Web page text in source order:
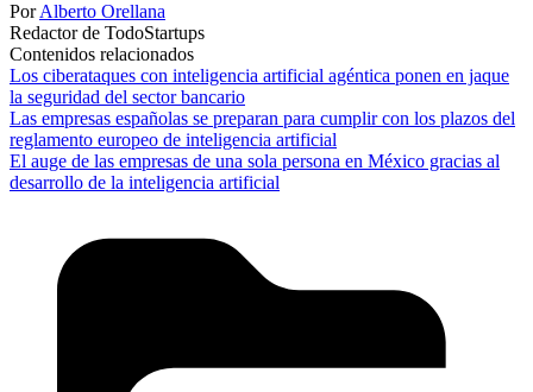
PorAlberto Orellana
Redactor de TodoStartups
Contenidos relacionados
Los ciberataques con inteligencia artificial agéntica ponen en jaque
la seguridad del sector bancario
Las empresas españolas se preparan para cumplir con los plazos del
reglamento europeo de inteligencia artificial
El auge de las empresas de una sola persona en México gracias al
desarrollo de la inteligencia artificial